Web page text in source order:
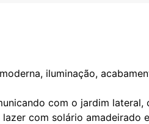
iluminação,
com o jardim lateral,
com solário amadeirado